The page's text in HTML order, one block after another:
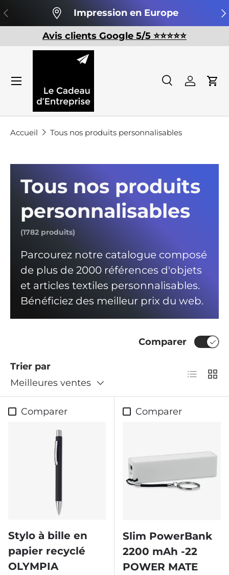
Aller au contenu
Précédent Impression en Europe
Avis clients Google 5/5 ⭐️⭐️⭐️⭐️⭐️
Recherche
Recherche
Se
Accueil Tous nos produits personnalisables
Tous nos produits
personnalisables
(1782 produits)
Parcourez notre catalogue composé
de plus de 2000 références d'objets
et articles textiles personnalisables.
Bénéficiez des meilleur prix du web.
Trier par
Meilleures ventes
Comparer
Liste
Comparer
Stylo à bille en
papier recyclé
OLYMPIA
Comparer
Slim PowerBank
2200 mAh -22
POWER MATE